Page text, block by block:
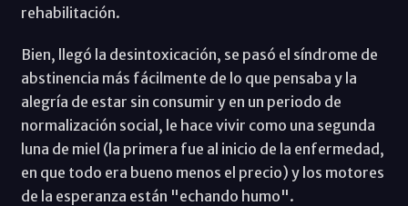
rehabilitación.
Bien, llegó la desintoxicación, se pasó el síndrome de
abstinencia más fácilmente de lo que pensaba y la
alegría de estar sin consumir y en un periodo de
normalización social, le hace vivir como una segunda
luna de miel (la primera fue al inicio de la enfermedad,
en que todo era bueno menos el precio) y los motores
de la esperanza están "echando humo".